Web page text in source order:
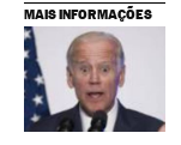
MAIS INFORMAÇÕES